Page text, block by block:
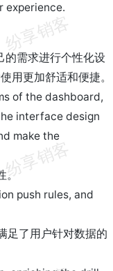
experience.
的需求进行个性化设
用更加舒适和便捷。
of the dashboard,
interface design
make the
。
push rules, and
足了用户针对数据的